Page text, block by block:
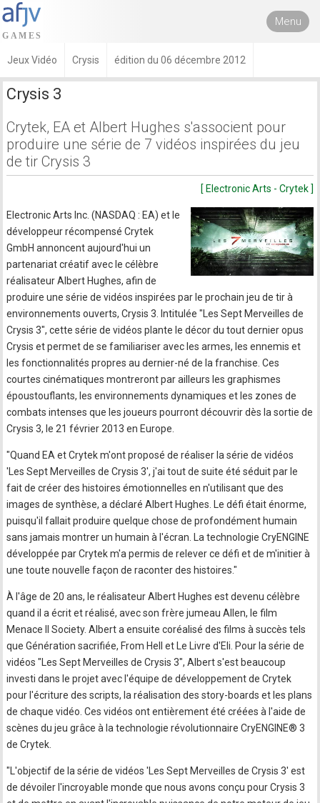
Menu
Jeux Vidéo Crysis édition du 06 décembre 2012
Crysis 3
Crytek, EA et Albert Hughes s'associent pour
produire une série de 7 vidéos inspirées du jeu
de tir Crysis 3
[ Electronic Arts - Crytek ]
Electronic Arts Inc. (NASDAQ : EA) et le
développeur récompensé Crytek
GmbH annoncent aujourd'hui un
partenariat créatif avec le célèbre
réalisateur Albert Hughes, afin de
produire une série de vidéos inspirées par le prochain jeu de tir à
environnements ouverts, Crysis 3. Intitulée "Les Sept Merveilles de
Crysis 3", cette série de vidéos plante le décor du tout dernier opus
Crysis et permet de se familiariser avec les armes, les ennemis et
les fonctionnalités propres au dernier-né de la franchise. Ces
courtes cinématiques montreront par ailleurs les graphismes
époustouflants, les environnements dynamiques et les zones de
combats intenses que les joueurs pourront découvrir dès la sortie de
Crysis 3, le 21 février 2013 en Europe.
"Quand EA et Crytek m'ont proposé de réaliser la série de vidéos
'Les Sept Merveilles de Crysis 3', j'ai tout de suite été séduit par le
fait de créer des histoires émotionnelles en n'utilisant que des
images de synthèse, a déclaré Albert Hughes. Le défi était énorme,
puisqu'il fallait produire quelque chose de profondément humain
sans jamais montrer un humain à l'écran. La technologie CryENGINE
développée par Crytek m'a permis de relever ce défi et de m'initier à
une toute nouvelle façon de raconter des histoires."
À l'âge de 20 ans, le réalisateur Albert Hughes est devenu célèbre
quand il a écrit et réalisé, avec son frère jumeau Allen, le film
Menace II Society. Albert a ensuite coréalisé des films à succès tels
que Génération sacrifiée, From Hell et Le Livre d'Eli. Pour la série de
vidéos "Les Sept Merveilles de Crysis 3", Albert s'est beaucoup
investi dans le projet avec l'équipe de développement de Crytek
pour l'écriture des scripts, la réalisation des story-boards et les plans
de chaque vidéo. Ces vidéos ont entièrement été créées à l'aide de
scènes du jeu grâce à la technologie révolutionnaire CryENGINE® 3
de Crytek.
"L'objectif de la série de vidéos 'Les Sept Merveilles de Crysis 3' est
de dévoiler l'incroyable monde que nous avons conçu pour Crysis 3